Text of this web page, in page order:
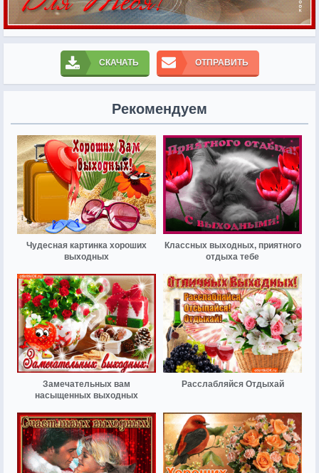
СКАЧАТЬ ОТПРАВИТЬ
Рекомендуем
Чудесная картинка хороших
выходных
Классных выходных, приятного
отдыха тебе
Замечательных вам
насыщенных выходных
Расслабляйся Отдыхай